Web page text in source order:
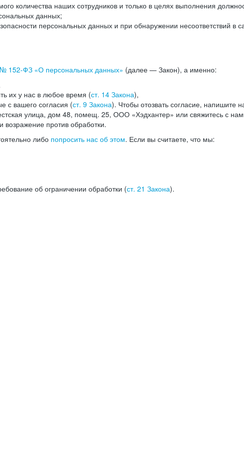
количества наших сотрудников и только в целях выполнения
данных;
персональных данных и при обнаружении несоответствий в
№ 152-ФЗ «О персональных данных» (далее — Закон), а именно:
их у нас в любое время (ст. 14 Закона),
с вашего согласия (ст. 9 Закона). Чтобы отозвать согласие, напишите
улица, дом 48, помещ. 25, ООО «Хэдхантер» или свяжитесь с
возражение против обработки.
либо попросить нас об этом. Если вы считаете, что мы:
об ограничении обработки (ст. 21 Закона).